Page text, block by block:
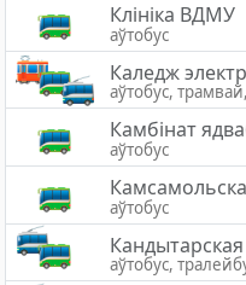
Клініка ВДМУ
аўтобус
Каледж
аўтобус,
Камбінат
аўтобус
аўтобус
аўтобус,